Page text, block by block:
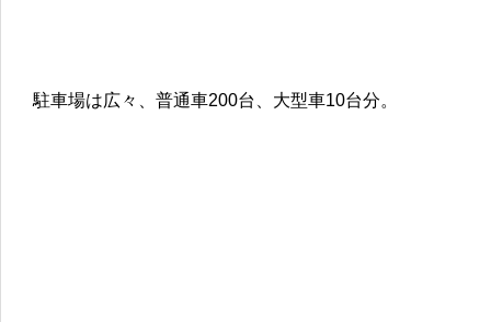
駐車場は広々、普通車200台、大型車10台分。